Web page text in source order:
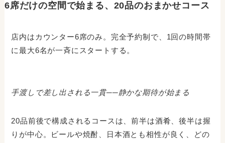
6席だけの空間で始まる、20品のおまかせコース
店内はカウンター6席のみ。完全予約制で、1回の時間帯
に最大6名が一斉にスタートする。
手渡しで差し出される一貫──静かな期待が始まる
20品前後で構成されるコースは、前半は酒肴、後半は握
りが中心。ビールや焼酎、日本酒とも相性が良く、どの